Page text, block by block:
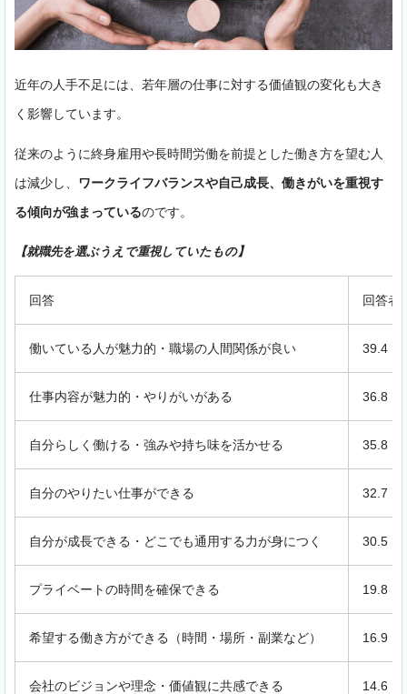
近年の人手不足には、若年層の仕事に対する価値観の変化も大き
く影響しています。
従来のように終身雇用や長時間労働を前提とした働き方を望む人
は減少し、 ワークライフバランスや自己成長、働きがいを重視す
る傾向が強まっているのです。
【就職先を選ぶうえで重視していたもの】
回答 回答者
働いている人が魅力的・職場の人間関係が良い 39.4
仕事内容が魅力的・やりがいがある 36.8
自分らしく働ける・強みや持ち味を活かせる 35.8
自分のやりたい仕事ができる 32.7
自分が成長できる・どこでも通用する力が身につく 30.5
プライベートの時間を確保できる 19.8
希望する働き方ができる（時間・場所・副業など） 16.9
会社のビジョンや理念・価値観に共感できる 14.6